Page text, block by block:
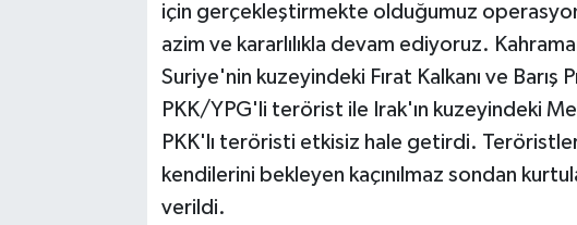
için gerçekleştirmekte olduğumuz
azim ve kararlılıkla devam ediyoruz.
Suriye'nin kuzeyindeki Fırat Kalkanı ve Barış
PKK/YPG'li terörist ile Irak'ın kuzeyindeki
PKK'lı teröristi etkisiz hale getirdi.
kendilerini bekleyen kaçınılmaz sondan
verildi.